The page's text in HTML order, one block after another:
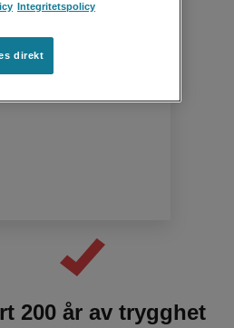
200 år av trygghet
Integritetspolicy
direkt